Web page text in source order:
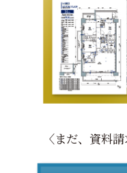
〈まだ、資料